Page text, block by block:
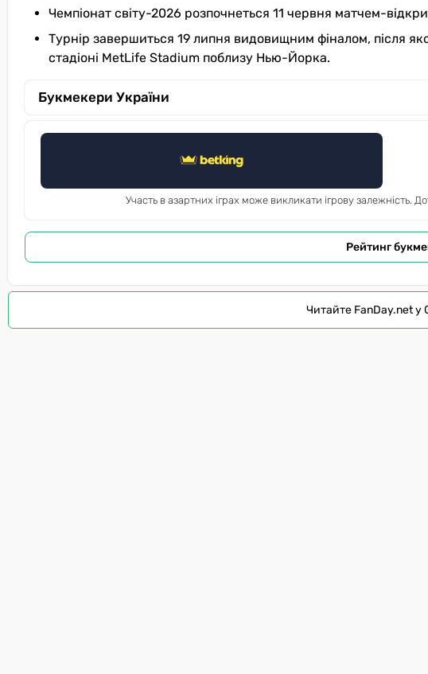
Чемпіонат світу-2026 розпочнеться 11 червня матчем-
Турнір завершиться 19 липня видовищним фіналом, після
стадіоні MetLife Stadium поблизу Нью-Йорка.
Букмекери України
Участь в азартних іграх може викликати ігрову залежність.
Рейтинг
Читайте FanDay.net у